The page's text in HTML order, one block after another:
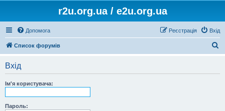
r2u.org.ua / e2u.org.ua
Допомога Вхід
Реєстрація
Список форумів
Вхід
Ім'я користувача:
Пароль: